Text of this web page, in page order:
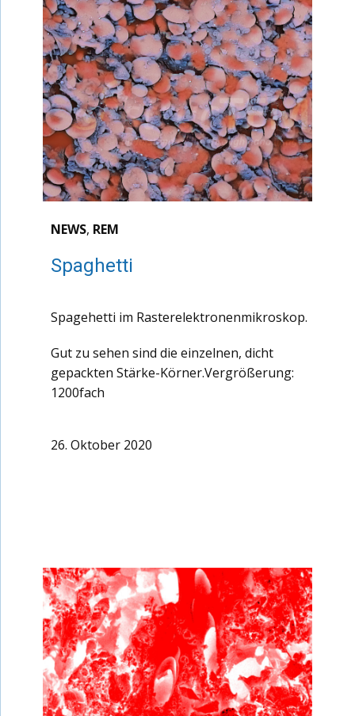
NEWS, REM
Spaghetti
Spagehetti im Rasterelektronenmikroskop.
Gut zu sehen sind die einzelnen, dicht
gepackten Stärke-Körner.Vergrößerung:
1200fach
26. Oktober 2020